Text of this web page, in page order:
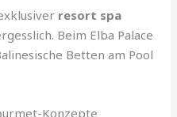
resort spa
Beim Elba Palace
Betten am Pool
Konzepte